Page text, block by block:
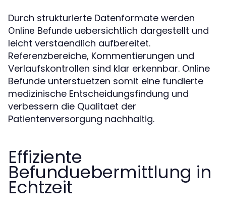
Durch strukturierte Datenformate werden
Online Befunde uebersichtlich dargestellt und
leicht verstaendlich aufbereitet.
Referenzbereiche, Kommentierungen und
Verlaufskontrollen sind klar erkennbar. Online
Befunde unterstuetzen somit eine fundierte
medizinische Entscheidungsfindung und
verbessern die Qualitaet der
Patientenversorgung nachhaltig.
Effiziente
Befunduebermittlung in
Echtzeit